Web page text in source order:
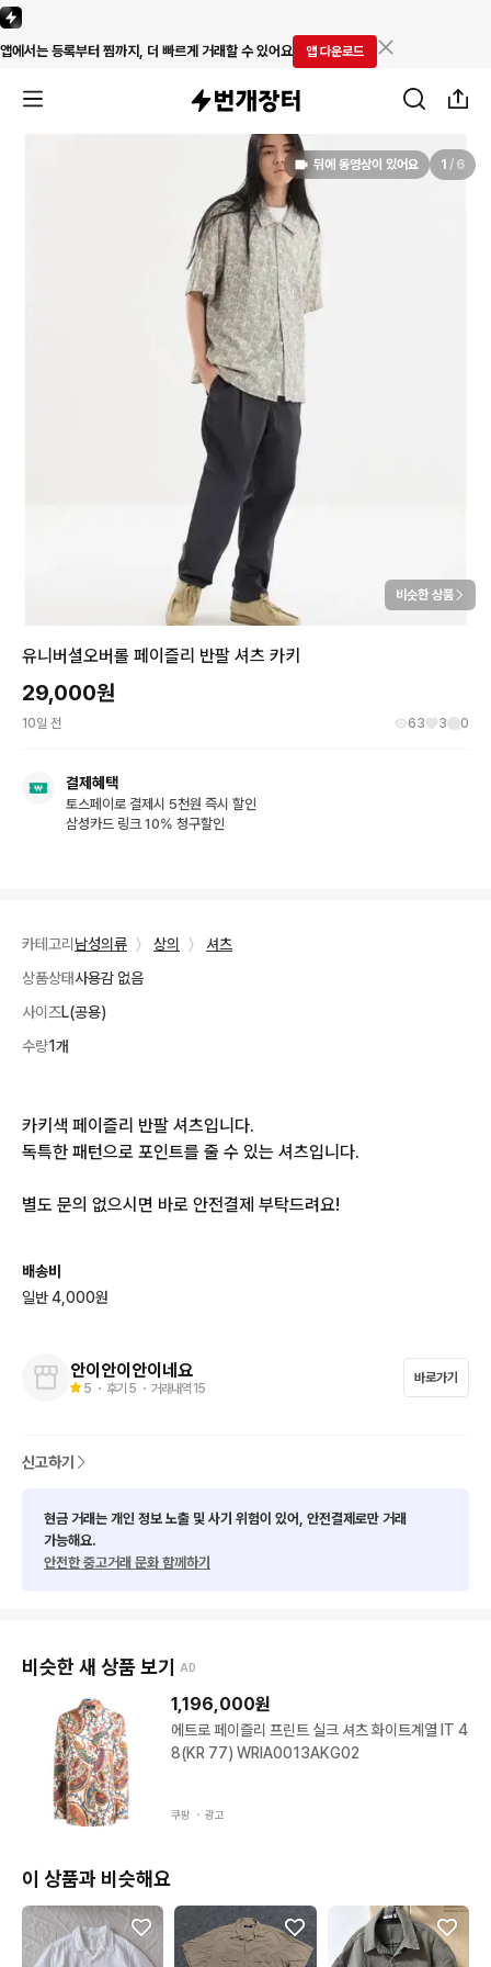
앱에서는 등록부터 찜까지, 더 빠르게 거래할 수 있어요 앱 다운로드
뒤에 동영상이 있어요 1 / 6
비슷한 상품
유니버셜오버롤 페이즐리 반팔 셔츠 카키
29,000원
10일 전 63 3 0
결제혜택
토스페이로 결제시 5천원 즉시 할인
삼성카드 링크 10% 청구할인
카테고리 남성의류 〉 상의 〉
셔츠
상품상태사용감 없음
사이즈L(공용)
수량1개
카키색 페이즐리 반팔 셔츠입니다.
독특한 패턴으로 포인트를 줄 수 있는 셔츠입니다.
별도 문의 없으시면 바로 안전결제 부탁드려요!
배송비
일반 4,000원
안이안이안이네요
5 ・ 후기 5 ・ 거래내역 15
바로가기
신고하기
현금 거래는 개인 정보 노출 및 사기 위험이 있어, 안전결제로만 거래
가능해요.
안전한 중고거래 문화 함께하기
비슷한 새 상품 보기 AD
1,196,000원
에트로 페이즐리 프린트 실크 셔츠 화이트계열 IT 4
8(KR 77) WRIA0013AKG02
쿠팡 ・ 광고
이 상품과 비슷해요